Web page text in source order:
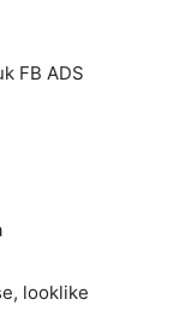
FB ADS
looklike